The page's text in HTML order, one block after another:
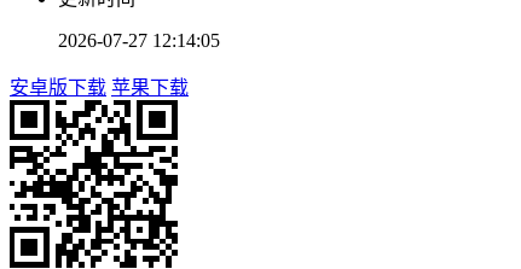
2026-07-27 12:14:05
安卓版下载 苹果下载